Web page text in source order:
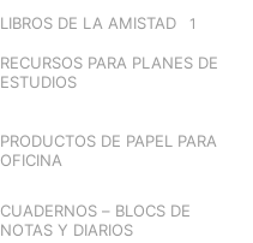
LIBROS DE LA AMISTAD 1
RECURSOS PARA PLANES DE
ESTUDIOS
PRODUCTOS DE PAPEL PARA
OFICINA
CUADERNOS – BLOCS DE
NOTAS Y DIARIOS